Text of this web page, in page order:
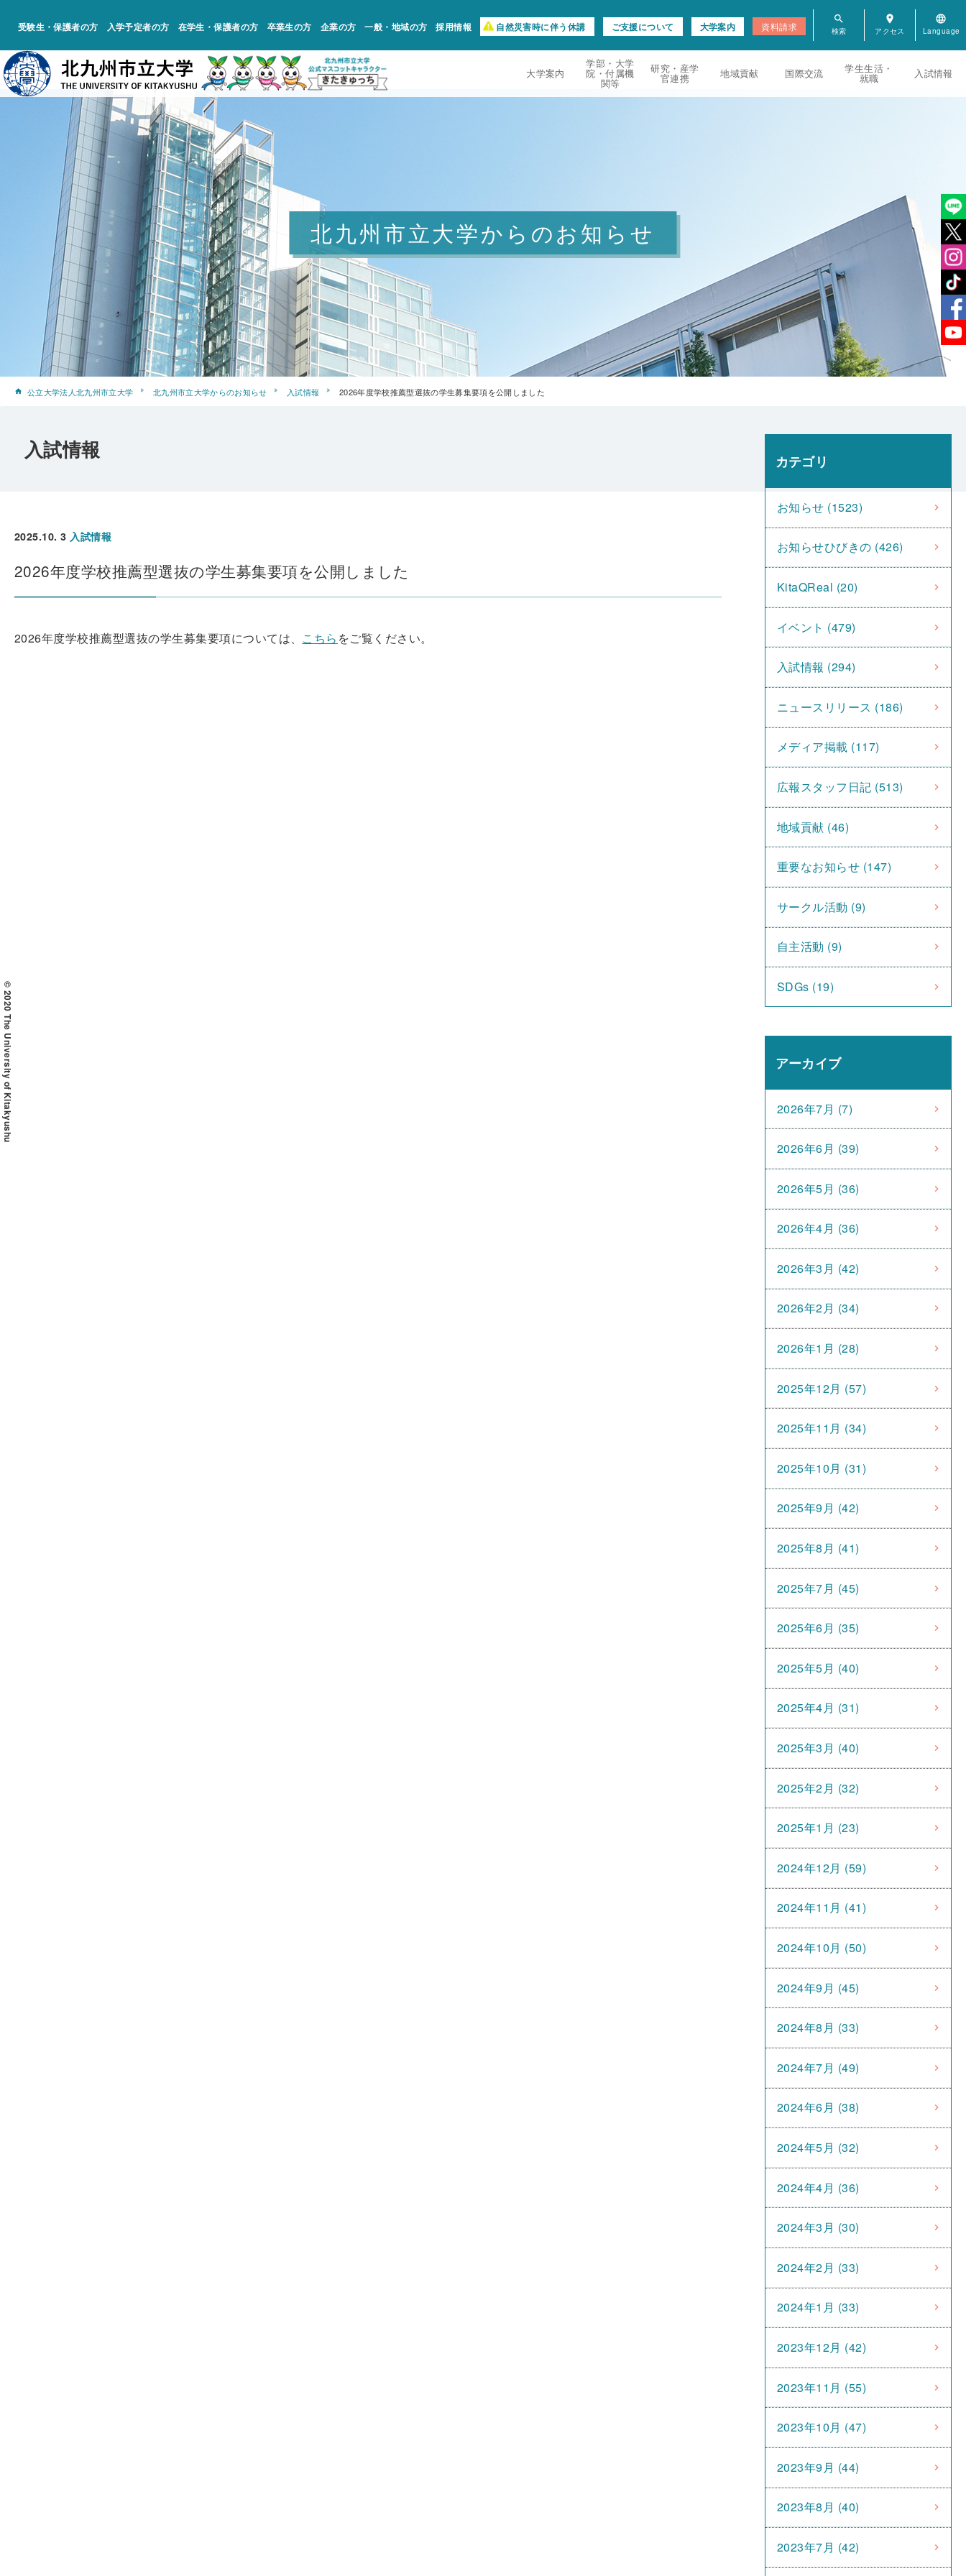
受験生・保護者の方 入学予定者の方 在学生・保護者の方 卒業生の方 企業の方 一般・地域の方 採用情報 自然災害時に伴う休講 ご支援について 大学案内 資料請求
search room language
大学案内
学部・大学
院・付属機
関等
研究・産学
官連携 地域貢献 国際交流 学生生活・
就職 入試情報
© 2020 The University of Kitakyushu
北九州市立大学からのお知らせ
公立大学法人北九州市立大学 北九州市立大学からのお知らせ 入試情報 2026年度学校推薦型選抜の学生募集要項を公開しました
入試情報
2025.10. 3 入試情報
2026年度学校推薦型選抜の学生募集要項を公開しました
2026年度学校推薦型選抜の学生募集要項については、 こちら をご覧ください。
カテゴリ
お知らせ (1523)
お知らせひびきの (426)
KitaQReal (20)
イベント (479)
入試情報 (294)
ニュースリリース (186)
メディア掲載 (117)
広報スタッフ日記 (513)
地域貢献 (46)
重要なお知らせ (147)
サークル活動 (9)
自主活動 (9)
SDGs (19)
アーカイブ
2026年7月 (7)
2026年6月 (39)
2026年5月 (36)
2026年4月 (36)
2026年3月 (42)
2026年2月 (34)
2026年1月 (28)
2025年12月 (57)
2025年11月 (34)
2025年10月 (31)
2025年9月 (42)
2025年8月 (41)
2025年7月 (45)
2025年6月 (35)
2025年5月 (40)
2025年4月 (31)
2025年3月 (40)
2025年2月 (32)
2025年1月 (23)
2024年12月 (59)
2024年11月 (41)
2024年10月 (50)
2024年9月 (45)
2024年8月 (33)
2024年7月 (49)
2024年6月 (38)
2024年5月 (32)
2024年4月 (36)
2024年3月 (30)
2024年2月 (33)
2024年1月 (33)
2023年12月 (42)
2023年11月 (55)
2023年10月 (47)
2023年9月 (44)
2023年8月 (40)
2023年7月 (42)